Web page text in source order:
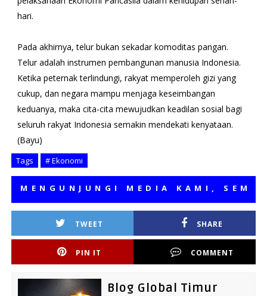
hari.
Pada akhirnya, telur bukan sekadar komoditas pangan.
Telur adalah instrumen pembangunan manusia Indonesia.
Ketika peternak terlindungi, rakyat memperoleh gizi yang
cukup, dan negara mampu menjaga keseimbangan
keduanya, maka cita-cita mewujudkan keadilan sosial bagi
seluruh rakyat Indonesia semakin mendekati kenyataan.
(Bayu)
Tags # Ekonomi
MEDIA KAMI, SEMOGA
TWEET SHARE
PIN IT COMMENT
Blog Global Timur